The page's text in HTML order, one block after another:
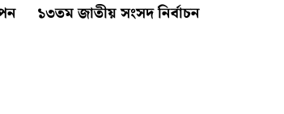
১৩তম জাতীয় সংসদ নির্বাচন